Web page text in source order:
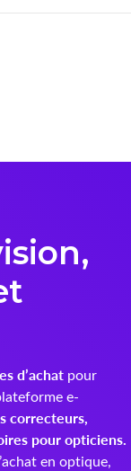
d’achatpour
e-
correcteurs,
pour opticiens.
en optique,